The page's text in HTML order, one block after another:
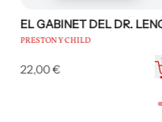
EL GABINET DEL DR. LENG
PRESTON Y CHILD
22,00 €